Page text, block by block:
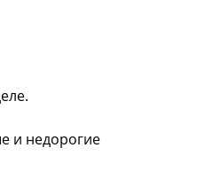
и недорогие